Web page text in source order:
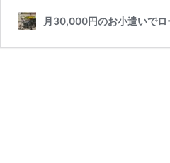
月30,000円のお小遣いでロ